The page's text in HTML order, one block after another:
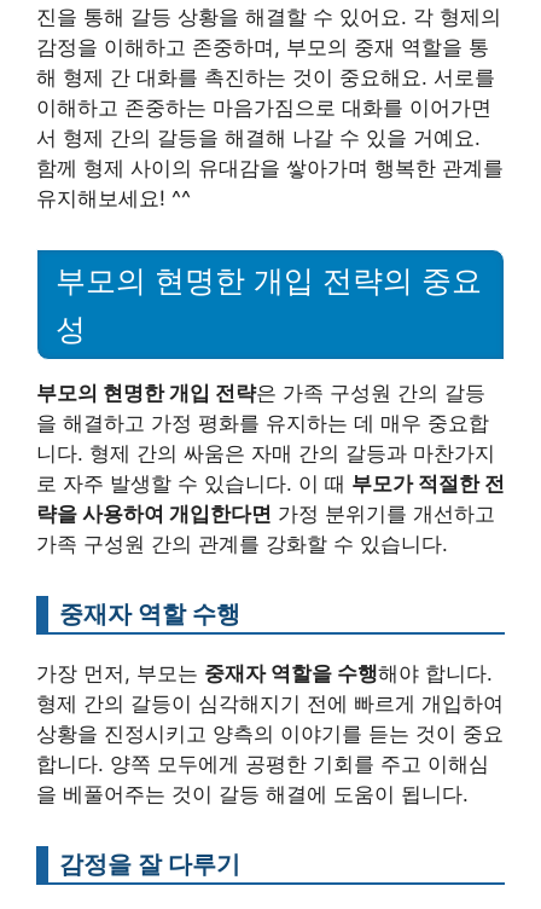
진을 통해 갈등 상황을 해결할 수 있어요. 각 형제의
감정을 이해하고 존중하며, 부모의 중재 역할을 통
해 형제 간 대화를 촉진하는 것이 중요해요. 서로를
이해하고 존중하는 마음가짐으로 대화를 이어가면
서 형제 간의 갈등을 해결해 나갈 수 있을 거예요.
함께 형제 사이의 유대감을 쌓아가며 행복한 관계를
유지해보세요! ^^
부모의 현명한 개입 전략의 중요
성
부모의 현명한 개입 전략은 가족 구성원 간의 갈등
을 해결하고 가정 평화를 유지하는 데 매우 중요합
니다. 형제 간의 싸움은 자매 간의 갈등과 마찬가지
로 자주 발생할 수 있습니다. 이 때 부모가 적절한 전
략을 사용하여 개입한다면 가정 분위기를 개선하고
가족 구성원 간의 관계를 강화할 수 있습니다.
중재자 역할 수행
가장 먼저, 부모는 중재자 역할을 수행해야 합니다.
형제 간의 갈등이 심각해지기 전에 빠르게 개입하여
상황을 진정시키고 양측의 이야기를 듣는 것이 중요
합니다. 양쪽 모두에게 공평한 기회를 주고 이해심
을 베풀어주는 것이 갈등 해결에 도움이 됩니다.
감정을 잘 다루기